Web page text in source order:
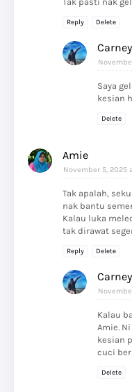
Reply Delete
Saya
kesian
Delete
Amie
November 5, 2025
Tak apalah,
nak bantu
Kalau luka
tak dirawat
Reply Delete
Kalau
Amie.
kesian
cuci
Delete